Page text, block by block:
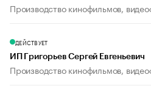
Производство кинофильмов,
ДЕЙСТВУЕТ
ИП Григорьев Сергей Евгеньевич
Производство кинофильмов,